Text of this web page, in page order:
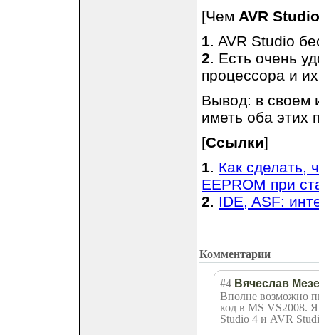
[Чем AVR Studio
1. AVR Studio
2. Есть очень
процессора и
Вывод: в своем
иметь оба этих
[Ссылки]
1. Как сделать,
EEPROM при
2. IDE, ASF:
Комментарии
#4 Вячеслав
Вполне возможно
код в MS VS2008.
Studio 4 и AVR